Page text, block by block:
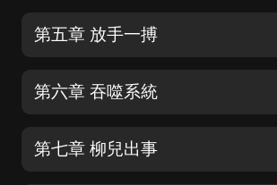
第五章 放手一搏
第六章 吞噬系統
第七章 柳兒出事